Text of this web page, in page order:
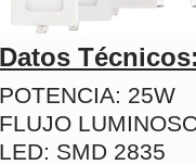
Datos
POTENCIA: 25W
FLUJO
LED: SMD 2835